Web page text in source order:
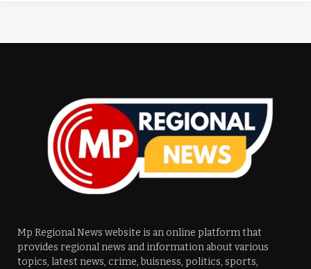
Mp Regional News website is an online platform that
provides regional news and information about various
topics, latest news, crime, buisness, politics, sports,